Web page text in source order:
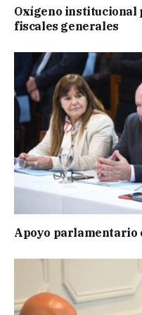
Oxígeno institucional
fiscales generales
Apoyo